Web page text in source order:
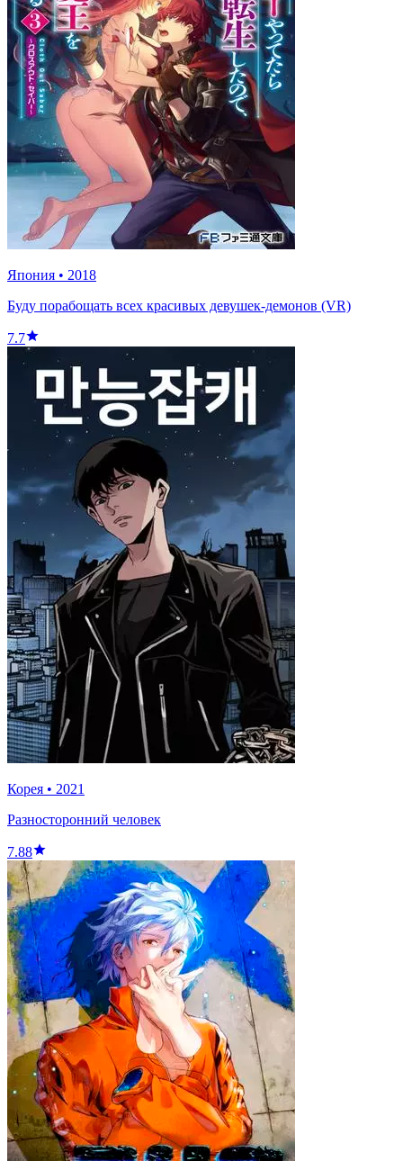
Япония • 2018
Буду порабощать всех красивых девушек-демонов (VR)
7.7
Корея • 2021
Разносторонний человек
7.88